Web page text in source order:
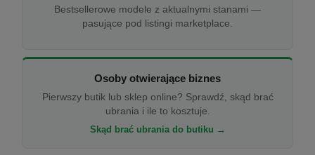
Bestsellerowe modele z aktualnymi stanami —
pasujące pod listingi marketplace.
Osoby otwierające biznes
Pierwszy butik lub sklep online? Sprawdź, skąd brać
ubrania i ile to kosztuje.
Skąd brać ubrania do butiku →